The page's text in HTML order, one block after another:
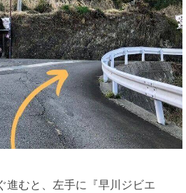
進むと、左手に『早川ジビエ